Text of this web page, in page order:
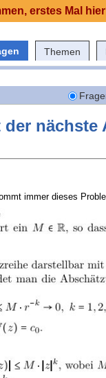
Themen
immer dieses
erstes Mal